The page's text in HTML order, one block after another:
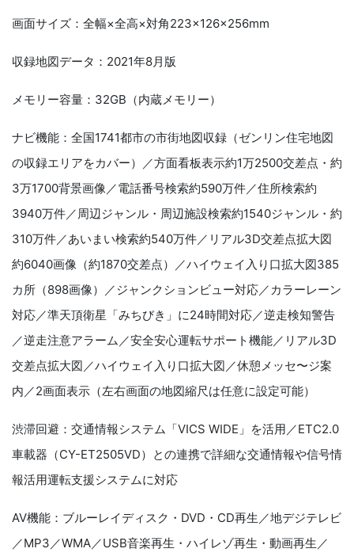
画面サイズ：全幅×全高×対角223×126×256mm
収録地図データ：2021年8月版
メモリー容量：32GB（内蔵メモリー）
ナビ機能：全国1741都市の市街地図収録（ゼンリン住宅地図
の収録エリアをカバー）／方面看板表示約1万2500交差点・約
3万1700背景画像／電話番号検索約590万件／住所検索約
3940万件／周辺ジャンル・周辺施設検索約1540ジャンル・約
310万件／あいまい検索約540万件／リアル3D交差点拡大図
約6040画像（約1870交差点）／ハイウェイ入り口拡大図385
カ所（898画像）／ジャンクションビュー対応／カラーレーン
対応／準天頂衛星「みちびき」に24時間対応／逆走検知警告
／逆走注意アラーム／安全安心運転サポート機能／リアル3D
交差点拡大図／ハイウェイ入り口拡大図／休憩メッセ〜ジ案
内／2画面表示（左右画面の地図縮尺は任意に設定可能）
渋滞回避：交通情報システム「VICS WIDE」を活用／ETC2.0
車載器（CY-ET2505VD）との連携で詳細な交通情報や信号情
報活用運転支援システムに対応
AV機能：ブルーレイディスク・DVD・CD再生／地デジテレビ
／MP3／WMA／USB音楽再生・ハイレゾ再生・動画再生／